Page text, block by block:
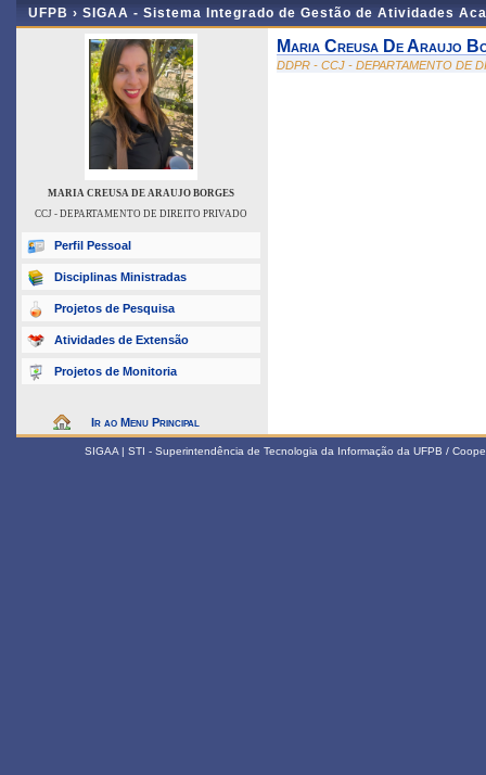
UFPB › SIGAA - Sistema Integrado de Gestão de Atividades
MARIA CREUSA DE ARAUJO BORGES
CCJ - DEPARTAMENTO DE DIREITO PRIVADO
Perfil Pessoal
Disciplinas Ministradas
Projetos de Pesquisa
Atividades de Extensão
Projetos de Monitoria
Ir ao Menu Principal
Maria Creusa De Araujo
DDPR - CCJ - DEPARTAMENTO DE
SIGAA | STI - Superintendência de Tecnologia da Informação da UFPB /